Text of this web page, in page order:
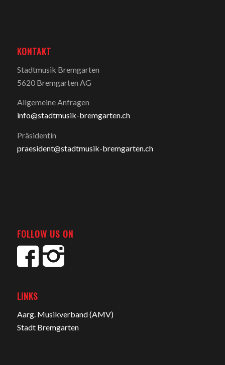
KONTAKT
Stadtmusik Bremgarten
5620 Bremgarten AG
Allgemeine Anfragen
info@stadtmusik-bremgarten.ch
Präsidentin
praesident@stadtmusik-bremgarten.ch
FOLLOW US ON
LINKS
Aarg. Musikverband (AMV)
Stadt Bremgarten